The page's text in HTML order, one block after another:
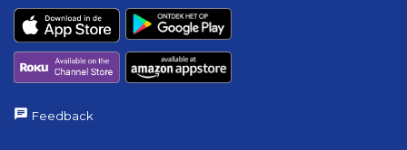
Feedback